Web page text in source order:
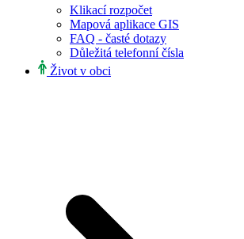
Klikací rozpočet
Mapová aplikace GIS
FAQ - časté dotazy
Důležitá telefonní čísla
Život v obci